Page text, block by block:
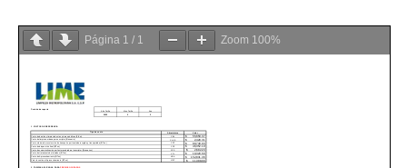
Página 1 / 1 Zoom 100%